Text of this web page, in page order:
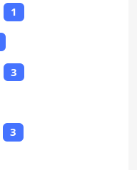
1
3
3